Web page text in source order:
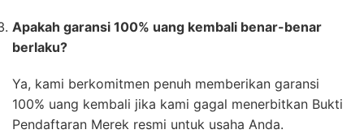
Apakah garansi 100% uang kembali benar-benar
berlaku?
Ya, kami berkomitmen penuh memberikan garansi
100% uang kembali jika kami gagal menerbitkan Bukti
Pendaftaran Merek resmi untuk usaha Anda.